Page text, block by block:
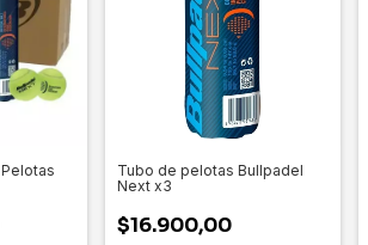
Tubo de pelotas Bullpadel
Next x3
$16.900,00